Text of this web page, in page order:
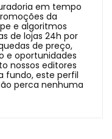
em tempo
da
e algoritmos
de lojas 24h por
de preço,
e oportunidades
nossos editores
fundo, este perfil
perca nenhuma